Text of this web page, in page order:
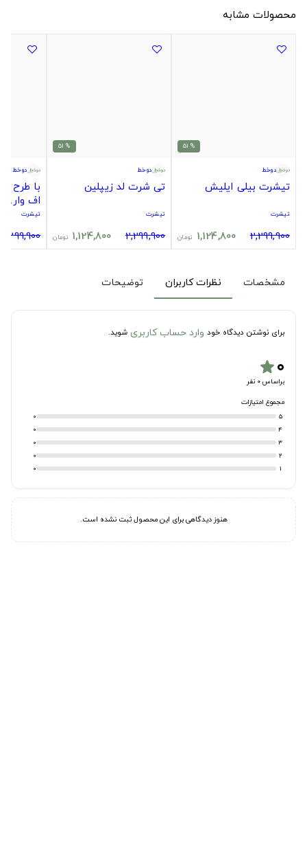
محصولات مشابه
% 51
دوخط
تیشرت بیلی ایلیش
تیشرت
2,299,900
1,124,800 تومان
% 51
دوخط
تی شرت لد زیپلین
تیشرت
2,299,900
1,124,800 تومان
دوخط
اف وار.
تیشرت
2,299,900
مشخصات نظرات کاربران توضیحات
برای نوشتن دیدگاه خود وارد حساب کاربری شوید.
۰star
براساس 0 نفر
مجموع امتیازات
5
0
4
0
3
0
2
0
1
0
هنوز دیدگاهی برای این محصول ثبت نشده است.